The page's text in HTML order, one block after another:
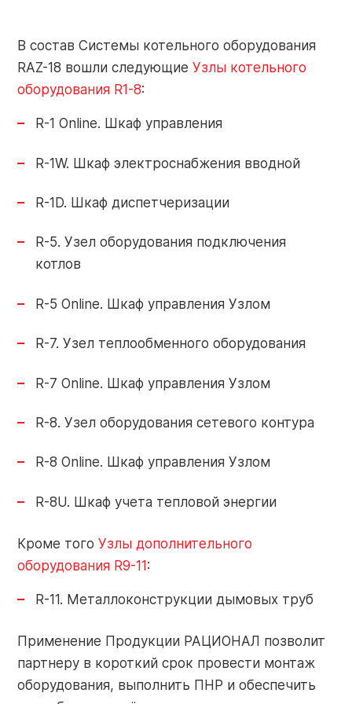
Контакты
Обратная
Портал
Online-
Поиск
сайту
RU
В состав Системы котельного оборудования
RAZ-18 вошли следующиеУзлы котельного
оборудования R1-8:
R-1 Online. Шкаф управления
R-1W. Шкаф электроснабжения вводной
R-1D. Шкаф диспетчеризации
R-5. Узел оборудования подключения
котлов
R-5 Online. Шкаф управления Узлом
R-7. Узел теплообменного оборудования
R-7 Online. Шкаф управления Узлом
R-8. Узел оборудования сетевого контура
R-8 Online. Шкаф управления Узлом
R-8U. Шкаф учета тепловой энергии
Кроме тогоУзлы дополнительного
оборудования R9-11:
R-11. Металлоконструкции дымовых труб
Применение Продукции РАЦИОНАЛ позволит
партнеру в короткий срок провести монтаж
оборудования, выполнить ПНР и обеспечить
О заводе
Объекты
Новости
+7 (4742) 51-91-01
Сервисная служба РАЦИОНАЛ:
Обработка персональных данных
© 2026 РАЦИОНАЛ
Правовая оговорка